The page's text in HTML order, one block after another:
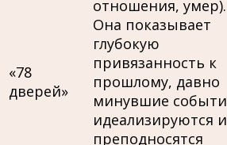
«78
дверей»
отношения, умер).
Она показывает
глубокую
привязанность к
прошлому, давно
минувшие
идеализируются и
преподносятся